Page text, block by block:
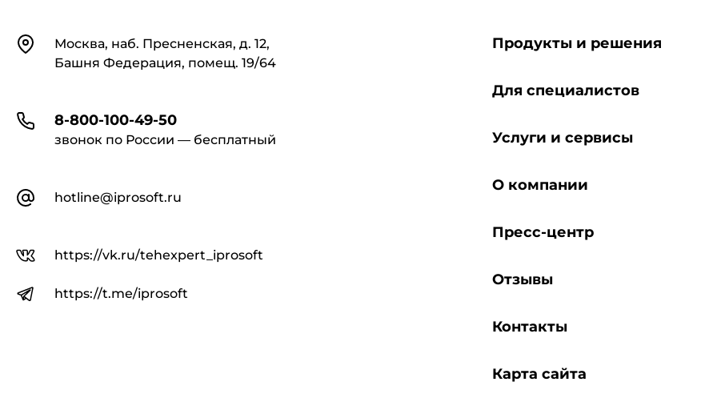
КонтактыМосква, наб. Пресненская, д. 12,
Башня Федерация, помещ. 19/64
8-800-100-49-50
звонок по России — бесплатный
hotline@iprosoft.ru
https://vk.ru/tehexpert_iprosoft
https://t.me/iprosoft
Продукты и решения
Для специалистов
Услуги и сервисы
О компании
Пресс-центр
Отзывы
Контакты
Карта сайта